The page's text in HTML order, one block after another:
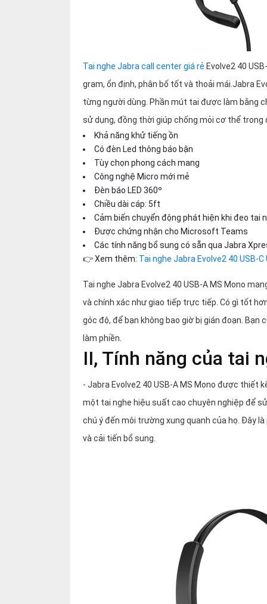
Tai nghe Jabra call center giá rẻ Evolve2 40
gram, ổn định, phân bố tốt và thoải mái.Jabra
từng người dùng. Phần mút tai được làm bằng
sử dụng, đồng thời giúp chống mỏi cơ thể trong
Khả năng khử tiếng ồn
Có đèn Led thông báo bận
Tùy chọn phong cách mang
Công nghệ Micro mới mẻ
Đèn báo LED 360º
Chiều dài cáp: 5ft
Cảm biến chuyển động phát hiện khi đeo tai
Được chứng nhận cho Microsoft Teams
Các tính năng bổ sung có sẵn qua Jabra
👉 Xem thêm: Tai nghe Jabra Evolve2 40 USB-C
Tai nghe Jabra Evolve2 40 USB-A MS Mono
và chính xác như giao tiếp trực tiếp. Có gì tốt
góc độ, để bạn không bao giờ bị gián đoạn.
làm phiền.
II, Tính năng của tai
- Jabra Evolve2 40 USB-A MS Mono được thiết
một tai nghe hiệu suất cao chuyên nghiệp để
chú ý đến môi trường xung quanh của họ. Đây
và cải tiến bổ sung.